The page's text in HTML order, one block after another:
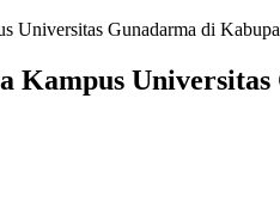
Universitas Gunadarma di
Kampus